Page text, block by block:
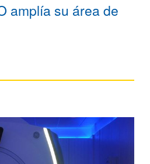
amplía su área de